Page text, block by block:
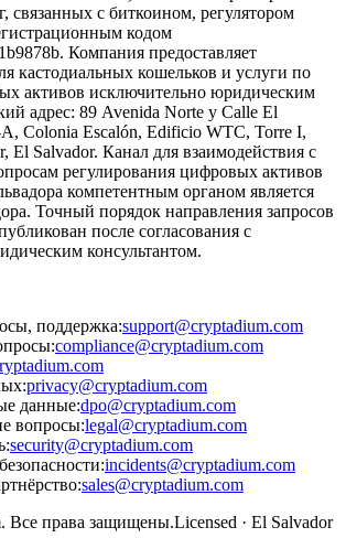
связанных с биткоином, регулятором
кодом
Компания предоставляет
кастодиальных кошельков и услуги по
активов исключительно юридическим
адрес: 89 Avenida Norte y Calle El
Colonia Escalón, Edificio WTC, Torre I,
El Salvador. Канал для взаимодействия с
регулирования цифровых активов
компетентным органом является
Точный порядок направления запросов
после согласования с
консультантом.
поддержка:support@cryptadium.com
:compliance@cryptadium.com
:privacy@cryptadium.com
данные:dpo@cryptadium.com
вопросы:legal@cryptadium.com
:security@cryptadium.com
:incidents@cryptadium.com
:sales@cryptadium.com
Все права защищены.Licensed · El Salvador